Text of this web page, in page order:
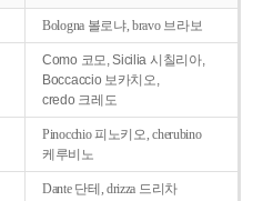
Bologna 볼로냐, bravo 브라보
Como 코모, Sicilia 시칠리아,
Boccaccio 보카치오,
credo 크레도
Pinocchio 피노키오, cherubino
케루비노
Dante 단테, drizza 드리차